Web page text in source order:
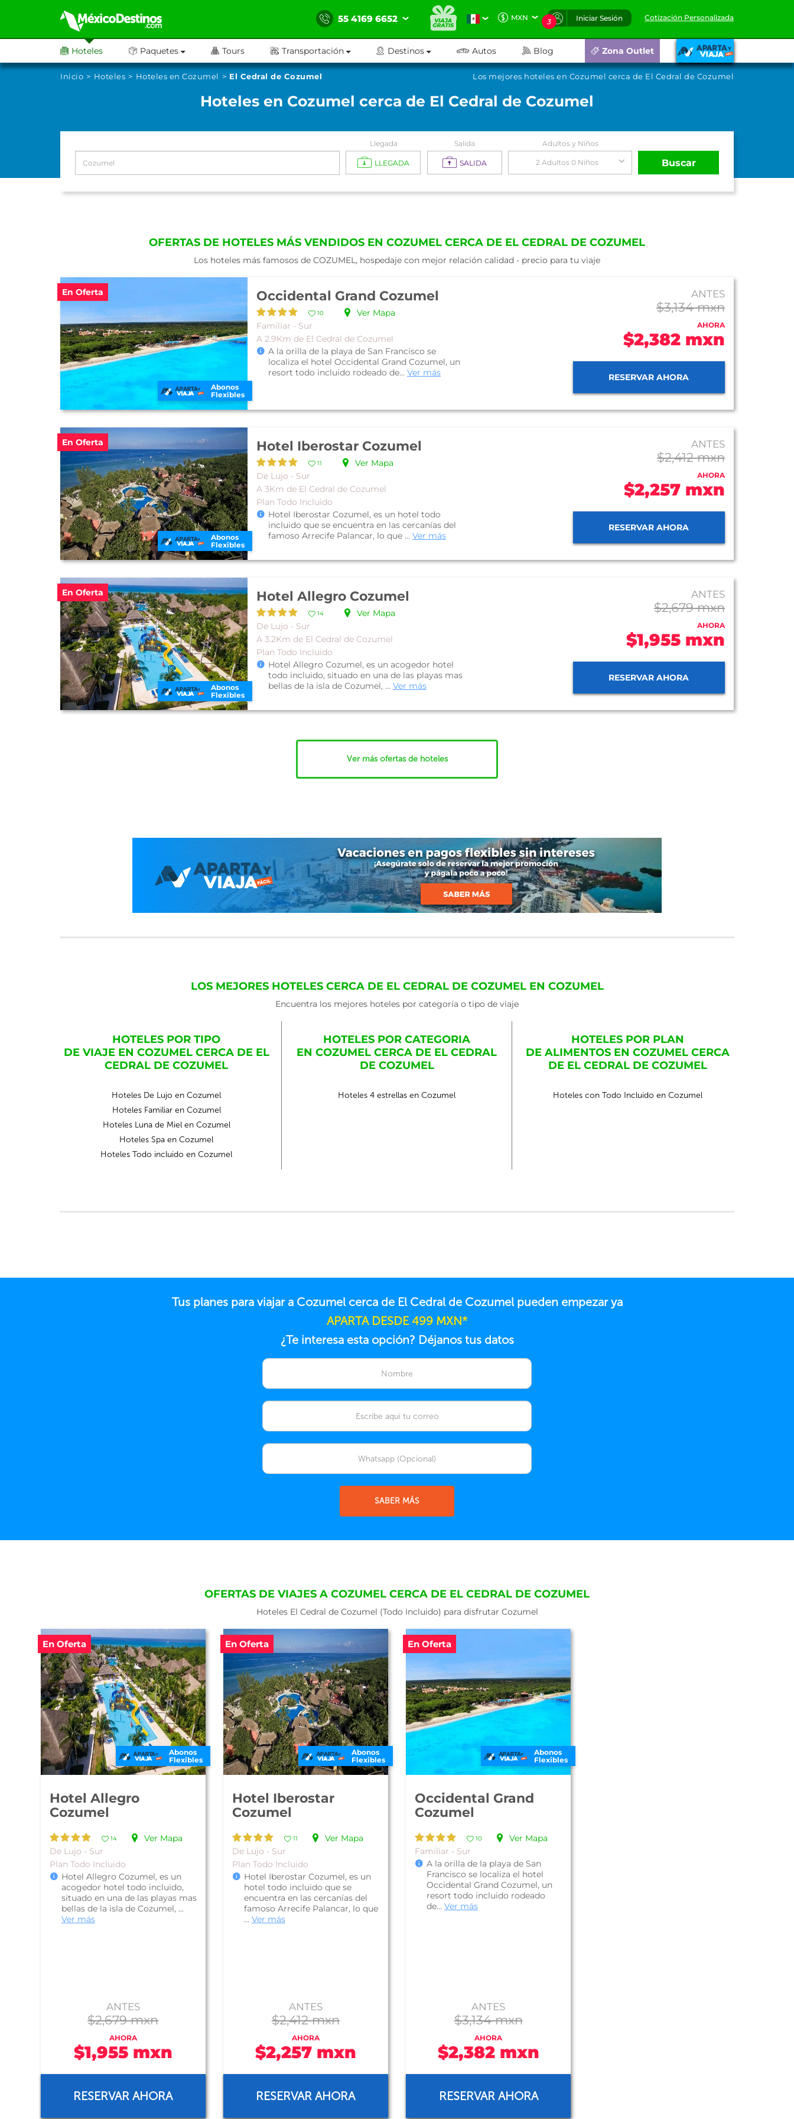
55 4169 6652 MXN 3 Iniciar Sesión Cotización Personalizada
Hoteles Paquetes Tours Transportación Destinos Autos Blog Zona Outlet
Inicio Hoteles Hoteles en Cozumel El Cedral de Cozumel Los mejores hoteles en Cozumel cerca de El Cedral de Cozumel
Hoteles en Cozumel cerca de El Cedral de Cozumel
Llegada
LLEGADA
Salida
SALIDA
Adultos y Niños
2 Adultos 0 Niños Buscar
OFERTAS DE HOTELES MÁS VENDIDOS EN COZUMEL CERCA DE EL CEDRAL DE COZUMEL
Los hoteles más famosos de COZUMEL, hospedaje con mejor relación calidad - precio para tu viaje
En Oferta
Abonos
Flexibles
Occidental Grand Cozumel
10
Ver Mapa
Familiar - Sur
A 2.9Km de El Cedral de Cozumel
A la orilla de la playa de San Francisco se
localiza el hotel Occidental Grand Cozumel, un
resort todo incluido rodeado de... Ver más
ANTES
$3,134 mxn
AHORA
$2,382 mxn
RESERVAR AHORA
En Oferta
Abonos
Flexibles
Hotel Iberostar Cozumel
11
Ver Mapa
De Lujo - Sur
A 3Km de El Cedral de Cozumel
Plan Todo Incluido
Hotel Iberostar Cozumel, es un hotel todo
incluido que se encuentra en las cercanías del
famoso Arrecife Palancar, lo que ... Ver más
ANTES
$2,412 mxn
AHORA
$2,257 mxn
RESERVAR AHORA
En Oferta
Abonos
Flexibles
Hotel Allegro Cozumel
14
Ver Mapa
De Lujo - Sur
A 3.2Km de El Cedral de Cozumel
Plan Todo Incluido
Hotel Allegro Cozumel, es un acogedor hotel
todo incluido, situado en una de las playas mas
bellas de la isla de Cozumel, ... Ver más
ANTES
$2,679 mxn
AHORA
$1,955 mxn
RESERVAR AHORA
Ver más ofertas de hoteles
LOS MEJORES HOTELES CERCA DE EL CEDRAL DE COZUMEL EN COZUMEL
Encuentra los mejores hoteles por categoría o tipo de viaje
HOTELES POR TIPO
DE VIAJE EN COZUMEL CERCA DE EL
CEDRAL DE COZUMEL
Hoteles De Lujo en Cozumel
Hoteles Familiar en Cozumel
Hoteles Luna de Miel en Cozumel
Hoteles Spa en Cozumel
Hoteles Todo incluido en Cozumel
HOTELES POR CATEGORIA
EN COZUMEL CERCA DE EL CEDRAL
DE COZUMEL
Hoteles 4 estrellas en Cozumel
HOTELES POR PLAN
DE ALIMENTOS EN COZUMEL CERCA
DE EL CEDRAL DE COZUMEL
Hoteles con Todo Incluido en Cozumel
Tus planes para viajar a Cozumel cerca de El Cedral de Cozumel pueden empezar ya
APARTA DESDE 499 MXN*
¿Te interesa esta opción? Déjanos tus datos
SABER MÁS
OFERTAS DE VIAJES A COZUMEL CERCA DE EL CEDRAL DE COZUMEL
Hoteles El Cedral de Cozumel (Todo Incluido) para disfrutar Cozumel
En Oferta
Abonos
Flexibles
Hotel Allegro
Cozumel
14
Ver Mapa
De Lujo - Sur
Plan Todo Incluido
Hotel Allegro Cozumel, es un
acogedor hotel todo incluido,
situado en una de las playas mas
bellas de la isla de Cozumel, ...
Ver más
ANTES
$2,679 mxn
AHORA
$1,955 mxn
RESERVAR AHORA
En Oferta
Abonos
Flexibles
Hotel Iberostar
Cozumel
11
Ver Mapa
De Lujo - Sur
Plan Todo Incluido
Hotel Iberostar Cozumel, es un
hotel todo incluido que se
encuentra en las cercanías del
famoso Arrecife Palancar, lo que
... Ver más
ANTES
$2,412 mxn
AHORA
$2,257 mxn
RESERVAR AHORA
En Oferta
Abonos
Flexibles
Occidental Grand
Cozumel
10
Ver Mapa
Familiar - Sur
A la orilla de la playa de San
Francisco se localiza el hotel
Occidental Grand Cozumel, un
resort todo incluido rodeado
de... Ver más
ANTES
$3,134 mxn
AHORA
$2,382 mxn
RESERVAR AHORA